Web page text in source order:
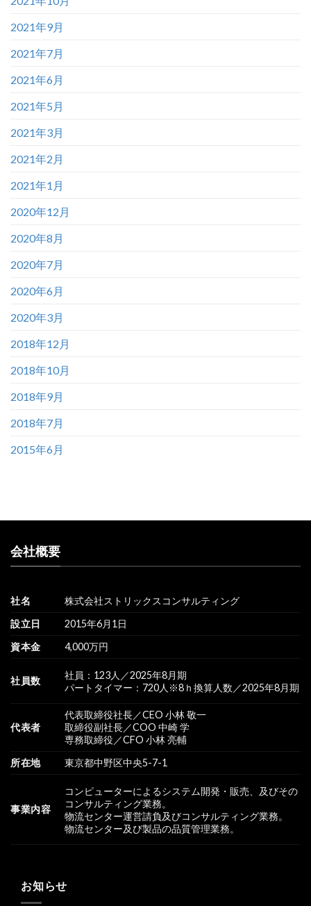
2021年9月
2021年7月
2021年6月
2021年5月
2021年3月
2021年2月
2021年1月
2020年12月
2020年8月
2020年7月
2020年6月
2020年3月
2018年12月
2018年10月
2018年9月
2018年7月
2015年6月
会社概要
社名
株式会社ストリックスコンサルティング
設立日
2015年6月1日
資本金
4,000万円
社員数
社員：123人／2025年8月期
パートタイマー：720人※8ｈ換算人数／2025年8月期
代表者
代表取締役社長／CEO 小林 敬一
取締役副社長／COO 中崎 学
専務取締役／CFO 小林 亮輔
所在地
東京都中野区中央5-7-1
事業内容
コンピューターによるシステム開発・販売、及びその
コンサルティング業務。
物流センター運営請負及びコンサルティング業務。
物流センター及び製品の品質管理業務。
お知らせ